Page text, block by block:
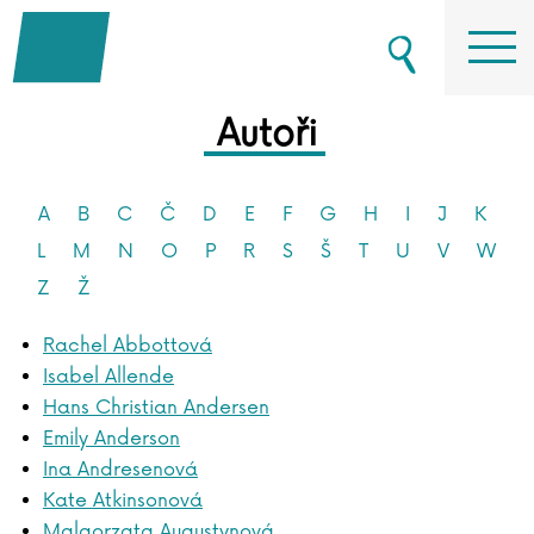
Autoři
A B C Č D E F G H I J
K
L
M N O P R S Š T U V
W
Z
Ž
Rachel Abbottová
Isabel Allende
Hans Christian Andersen
Emily Anderson
Ina Andresenová
Kate Atkinsonová